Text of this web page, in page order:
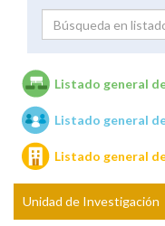
Unidades de
Listado general
Listado general
Listado general
Unidad de Investigación